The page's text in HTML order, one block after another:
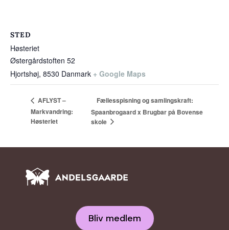
STED
Høsteriet
Østergårdstoften 52
Hjortshøj, 8530 Danmark + Google Maps
AFLYST –
Markvandring:
Høsteriet
Fællesspisning og samlingskraft:
Spaanbrogaard x Brugbar på Bovense
skole
Bliv medlem